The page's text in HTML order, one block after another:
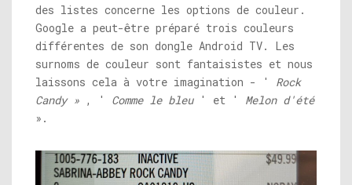
des listes concerne les options de couleur.
Google a peut-être préparé trois couleurs
différentes de son dongle Android TV. Les
surnoms de couleur sont fantaisistes et nous
laissons cela à votre imagination - ' Rock
Candy » , ' Comme le bleu' et ' Melon d'été
».